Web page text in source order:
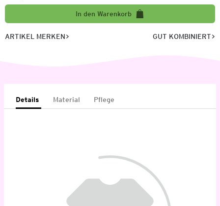
In den Warenkorb
ARTIKEL MERKEN GUT KOMBINIERT
Details Material Pflege